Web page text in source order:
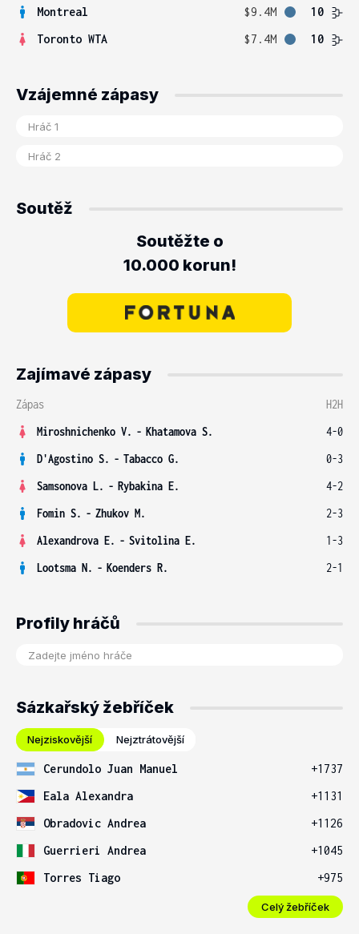
Montreal $9.4M
10
Toronto WTA
$7.4M 10
Vzájemné zápasy
Soutěž
Soutěžte o
10.000 korun!
Zajímavé zápasy
Zápas
H2H
Miroshnichenko V. - Khatamova S.
4-0
D'Agostino S. - Tabacco G.
0-3
Samsonova L. - Rybakina E.
4-2
Fomin S. - Zhukov M.
2-3
Alexandrova E. - Svitolina E.
1-3
Lootsma N. - Koenders R. 2-1
Profily hráčů
Sázkařský žebříček
Nejziskovější Nejztrátovější
Cerundolo Juan Manuel
+1737
Eala Alexandra
+1131
Obradovic Andrea
+1126
Guerrieri Andrea
+1045
Torres Tiago
+975
Celý žebříček